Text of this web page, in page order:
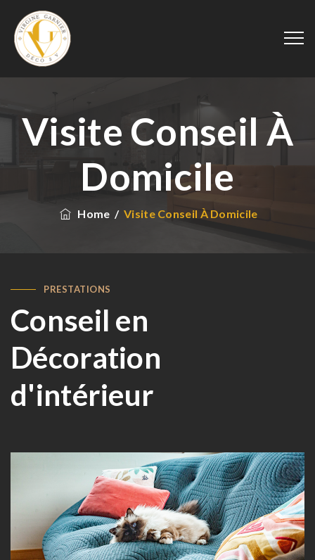
Visite Conseil À
Domicile
Home /Visite Conseil À Domicile
PRESTATIONS
Conseil en
Décoration
d'intérieur
Panneau de gestion des cookies